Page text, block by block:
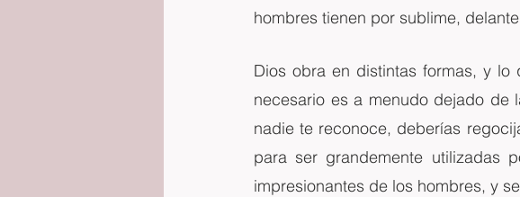
hombres tienen por sublime,
Dios obra en distintas formas, y
necesario es a menudo dejado
nadie te reconoce, deberías
para ser grandemente utilizadas
impresionantes de los hombres, y